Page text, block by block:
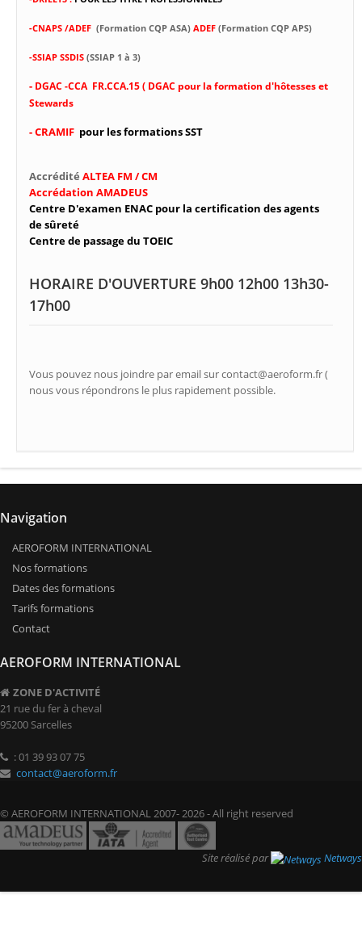
-CNAPS /ADEF (Formation CQP ASA) ADEF (Formation CQP APS)
-SSIAP SSDIS (SSIAP 1 à 3)
- DGAC -CCA FR.CCA.15 ( DGAC pour la formation d'hôtesses et
Stewards
- CRAMIF pour les formations SST
Accrédité ALTEA FM / CM
Accrédation AMADEUS
Centre D'examen ENAC pour la certification des agents
de sûreté
Centre de passage du TOEIC
HORAIRE D'OUVERTURE 9h00 12h00 13h30-
17h00
Vous pouvez nous joindre par email sur contact@aeroform.fr (
nous vous répondrons le plus rapidement possible.
Navigation
AEROFORM INTERNATIONAL
Nos formations
Dates des formations
Tarifs formations
Contact
AEROFORM INTERNATIONAL
ZONE D'ACTIVITÉ
21 rue du fer à cheval
95200 Sarcelles
: 01 39 93 07 75
contact@aeroform.fr
© AEROFORM INTERNATIONAL 2007- 2026 - All right reserved
Site réalisé par Netways